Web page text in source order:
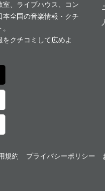
室、ライブハウス、コン
全国の音楽情報・クチ
クチコミして広めよ
規約 プライバシーポリシー